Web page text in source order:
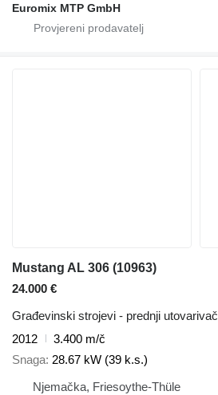
Euromix MTP GmbH
Mustang AL 306 (10963)
24.000 €
Građevinski strojevi - prednji utovarivač
2012
3.400 m/č
Snaga 28.67 kW (39 k.s.)
Njemačka, Friesoythe-Thüle